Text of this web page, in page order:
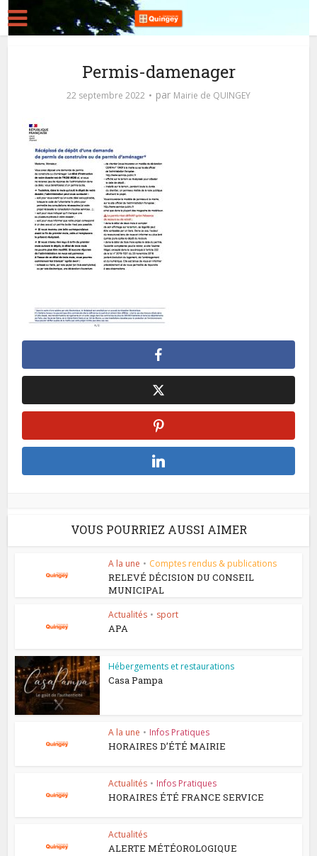
Permis-damenager
22 septembre 2022 par Mairie de QUINGEY
VOUS POURRIEZ AUSSI AIMER
A la une • Comptes rendus & publications
RELEVÉ DÉCISION DU CONSEIL
MUNICIPAL
Actualités • sport
APA
Hébergements et restaurations
Casa Pampa
A la une • Infos Pratiques
HORAIRES D’ÉTÉ MAIRIE
Actualités • Infos Pratiques
HORAIRES ÉTÉ FRANCE SERVICE
Actualités
ALERTE MÉTÉOROLOGIQUE